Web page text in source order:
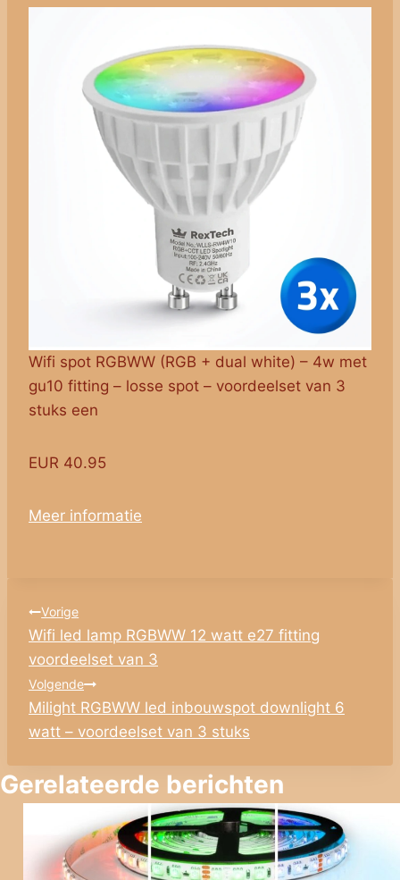
Wifi spot RGBWW (RGB + dual white) – 4w met
gu10 fitting – losse spot – voordeelset van 3
stuks een
EUR 40.95
Meer informatie
Bericht
navigatie
Vorige
Wifi led lamp RGBWW 12 watt e27 fitting
voordeelset van 3
Volgende
Milight RGBWW led inbouwspot downlight 6
watt – voordeelset van 3 stuks
Gerelateerde berichten